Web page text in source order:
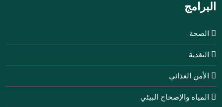
البرامج
الصحة
التغذية
الأمن الغذائي
المياه والإصحاح البيئي